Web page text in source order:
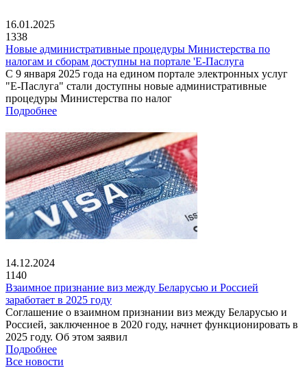
16.01.2025
1338
Новые административные процедуры Министерства по
налогам и сборам доступны на портале 'Е-Паслуга
С 9 января 2025 года на едином портале электронных услуг
"Е-Паслуга" стали доступны новые административные
процедуры Министерства по налог
Подробнее
14.12.2024
1140
Взаимное признание виз между Беларусью и Россией
заработает в 2025 году
Соглашение о взаимном признании виз между Беларусью и
Россией, заключенное в 2020 году, начнет функционировать в
2025 году. Об этом заявил
Подробнее
Все новости